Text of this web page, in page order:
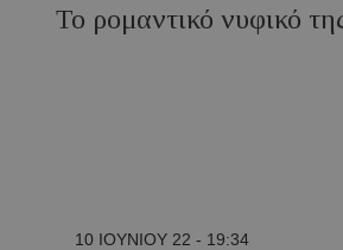
Το ρομαντικό νυφικό
10 ΙΟΥΝΙΟΥ 22 - 19:34